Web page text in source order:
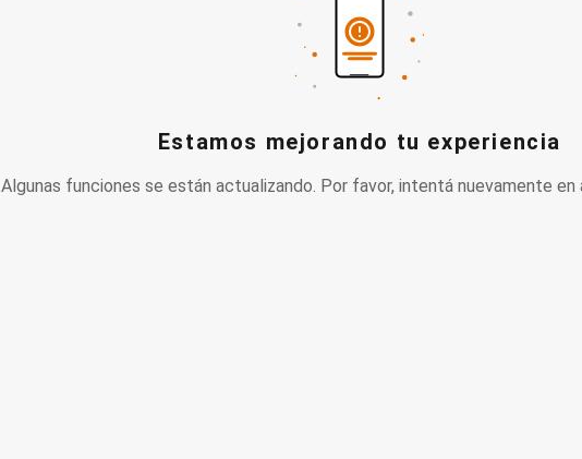
Estamos mejorando tu experiencia
Algunas funciones se están actualizando. Por favor, intentá nuevamente en